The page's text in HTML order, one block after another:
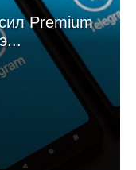
Premium